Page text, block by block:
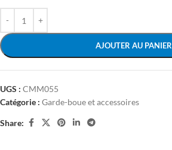
AJOUTER AU PANIER
UGS : CMM055
Catégorie : Garde-boue et accessoires
Share: